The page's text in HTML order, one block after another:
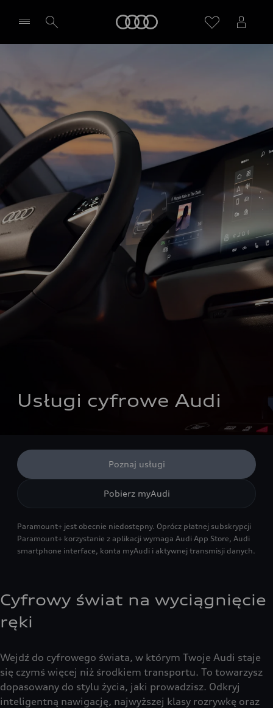
Usługi cyfrowe Audi
Poznaj usługi
Pobierz myAudi
Paramount+ jest obecnie niedostępny. Oprócz płatnej subskrypcji
Paramount+ korzystanie z aplikacji wymaga Audi App Store, Audi
smartphone interface, konta myAudi i aktywnej transmisji danych.
Cyfrowy świat na wyciągnięcie
ręki
Wejdź do cyfrowego świata, w którym Twoje Audi staje
się czymś więcej niż środkiem transportu. To towarzysz
dopasowany do stylu życia, jaki prowadzisz. Odkryj
inteligentną nawigację, najwyższej klasy rozrywkę oraz